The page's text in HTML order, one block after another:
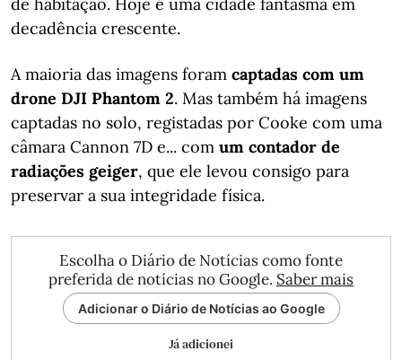
decadência crescente.
A maioria das imagens foram captadas com um
drone DJI Phantom 2. Mas também há imagens
captadas no solo, registadas por Cooke com uma
câmara Cannon 7D e... com um contador de
radiações geiger, que ele levou consigo para
preservar a sua integridade física.
Escolha o Diário de Notícias como fonte
preferida de notícias no Google. Saber mais
Adicionar o Diário de Notícias ao Google
Já adicionei